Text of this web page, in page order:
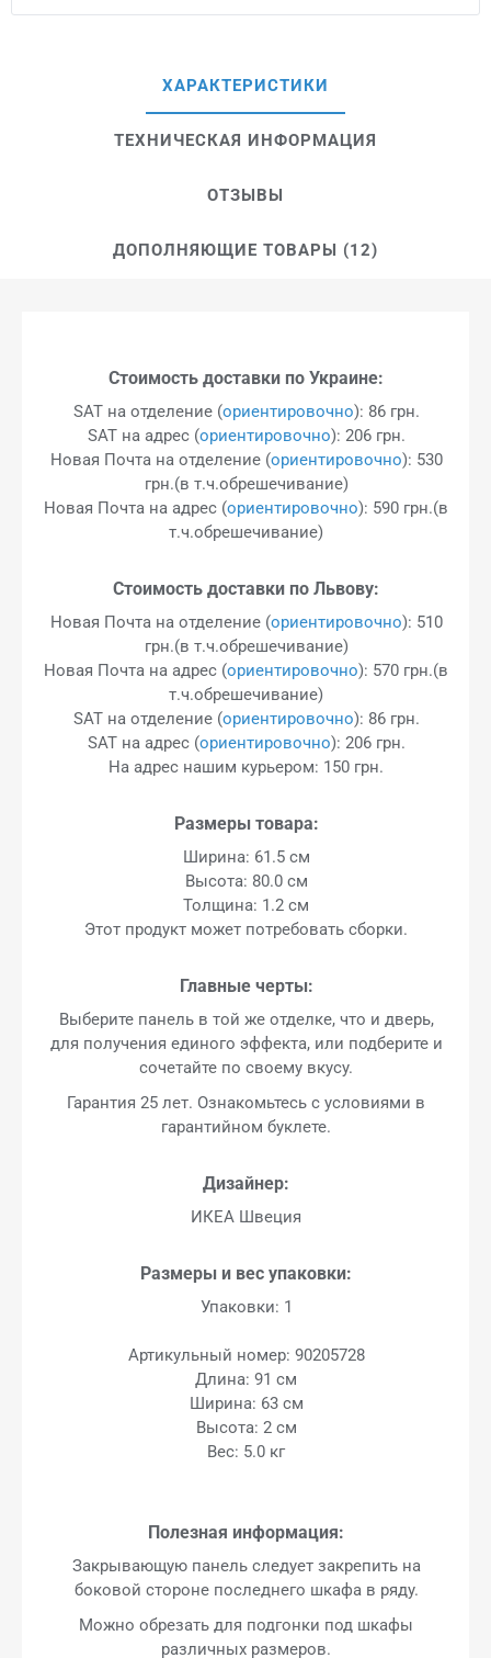
ХАРАКТЕРИСТИКИ
ТЕХНИЧЕСКАЯ ИНФОРМАЦИЯ
ОТЗЫВЫ
ДОПОЛНЯЮЩИЕ ТОВАРЫ (12)
Стоимость доставки по Украине:
SAT на отделение (ориентировочно): 86 грн.
SAT на адрес (ориентировочно): 206 грн.
Новая Почта на отделение (ориентировочно): 530
грн.(в т.ч.обрешечивание)
Новая Почта на адрес (ориентировочно): 590 грн.(в
т.ч.обрешечивание)
Стоимость доставки по Львову:
Новая Почта на отделение (ориентировочно): 510
грн.(в т.ч.обрешечивание)
Новая Почта на адрес (ориентировочно): 570 грн.(в
т.ч.обрешечивание)
SAT на отделение (ориентировочно): 86 грн.
SAT на адрес (ориентировочно): 206 грн.
На адрес нашим курьером: 150 грн.
Размеры товара:
Ширина: 61.5 см
Высота: 80.0 см
Толщина: 1.2 см
Этот продукт может потребовать сборки.
Главные черты:
Выберите панель в той же отделке, что и дверь,
для получения единого эффекта, или подберите и
сочетайте по своему вкусу.
Гарантия 25 лет. Ознакомьтесь с условиями в
гарантийном буклете.
Дизайнер:
ИКЕА Швеция
Размеры и вес упаковки:
Упаковки: 1
Артикульный номер: 90205728
Длина: 91 см
Ширина: 63 см
Высота: 2 см
Вес: 5.0 кг
Полезная информация:
Закрывающую панель следует закрепить на
боковой стороне последнего шкафа в ряду.
Можно обрезать для подгонки под шкафы
различных размеров.